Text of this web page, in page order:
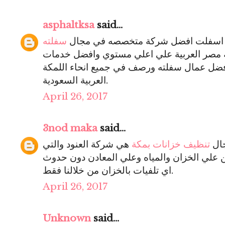
asphaltksasaid...
اسفلت افضل شركة متخصصه في مجال سفلته
مصر العربية علي اعلي مستوي وافضل خدمات
عمال سفلته ورصف في جميع انحاء اللمكة
العربية السعودية.
April 26, 2017
3nod makasaid...
تنظيف خزانات بمكة هي شركة العنود والتي
الخزان والمياه وعلي المعادن دون حدوث
اي تلفيات بالخزان من خلالنا فقط.
April 26, 2017
Unknownsaid...